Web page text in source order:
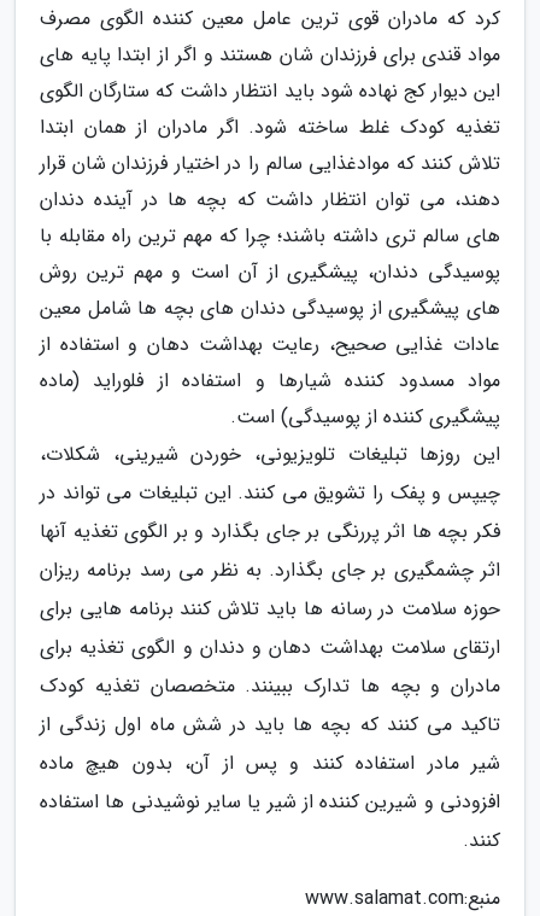
کرد که مادران قوی ترین عامل معین کننده الگوی مصرف
مواد قندی برای فرزندان شان هستند و اگر از ابتدا پایه های
این دیوار کج نهاده شود باید انتظار داشت که ستارگان الگوی
تغذیه کودک غلط ساخته شود. اگر مادران از همان ابتدا
تلاش کنند که موادغذایی سالم را در اختیار فرزندان شان قرار
دهند، می توان انتظار داشت که بچه ها در آینده دندان
های سالم تری داشته باشند؛ چرا که مهم ترین راه مقابله با
پوسیدگی دندان، پیشگیری از آن است و مهم ترین روش
های پیشگیری از پوسیدگی دندان های بچه ها شامل معین
عادات غذایی صحیح، رعایت بهداشت دهان و استفاده از
مواد مسدود کننده شیارها و استفاده از فلوراید (ماده
پیشگیری کننده از پوسیدگی) است.
این روزها تبلیغات تلویزیونی، خوردن شیرینی، شکلات،
چیپس و پفک را تشویق می کنند. این تبلیغات می تواند در
فکر بچه ها اثر پررنگی بر جای بگذارد و بر الگوی تغذیه آنها
اثر چشمگیری بر جای بگذارد. به نظر می رسد برنامه ریزان
حوزه سلامت در رسانه ها باید تلاش کنند برنامه هایی برای
ارتقای سلامت بهداشت دهان و دندان و الگوی تغذیه برای
مادران و بچه ها تدارک ببینند. متخصصان تغذیه کودک
تاکید می کنند که بچه ها باید در شش ماه اول زندگی از
شیر مادر استفاده کنند و پس از آن، بدون هیچ ماده
افزودنی و شیرین کننده از شیر یا سایر نوشیدنی ها استفاده
کنند.
منبع:www.salamat.com